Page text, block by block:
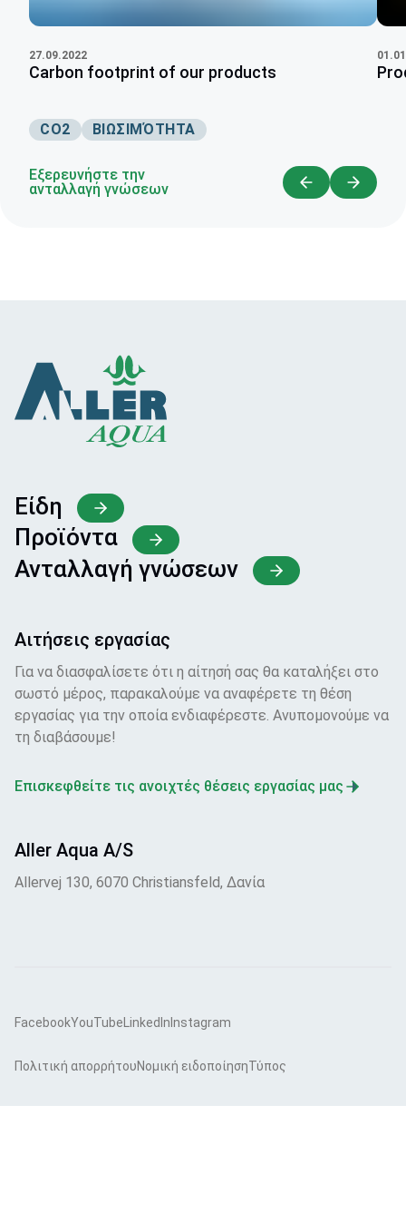
27.09.2022
Carbon footprint of our products
CO2 ΒΙΩΣΙΜΌΤΗΤΑ
Εξερευνήστε την
ανταλλαγή γνώσεων
Είδη
Προϊόντα
Ανταλλαγή γνώσεων
Αιτήσεις εργασίας
Για να διασφαλίσετε ότι η αίτησή σας θα καταλήξει στο
σωστό μέρος, παρακαλούμε να αναφέρετε τη θέση
εργασίας για την οποία ενδιαφέρεστε. Ανυπομονούμε να
τη διαβάσουμε!
Επισκεφθείτε τις ανοιχτές θέσεις εργασίας μας
Aller Aqua A/S
Allervej 130, 6070 Christiansfeld, Δανία
FacebookYouTube LinkedIn Instagram
Πολιτική απορρήτουΝομική ειδοποίησηΤύπος